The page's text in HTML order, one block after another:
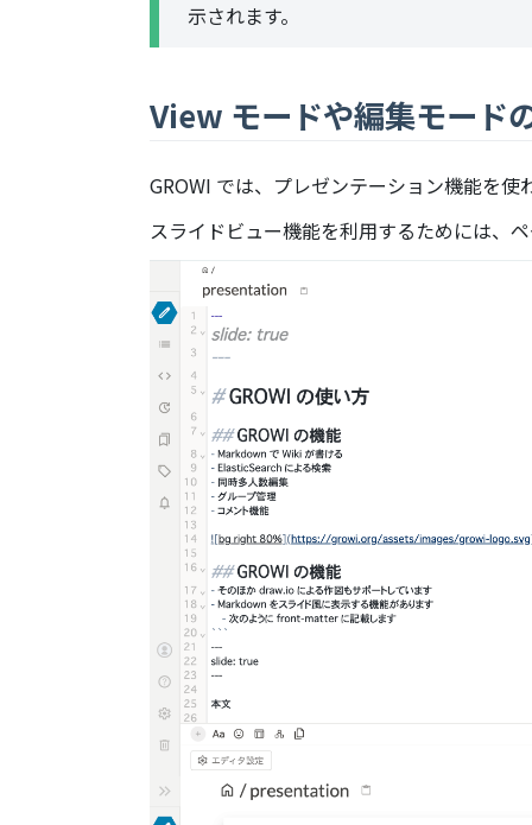
示されます。
View モードや編集モード
GROWI では、プレゼンテーション機能を
スライドビュー機能を利用するためには、